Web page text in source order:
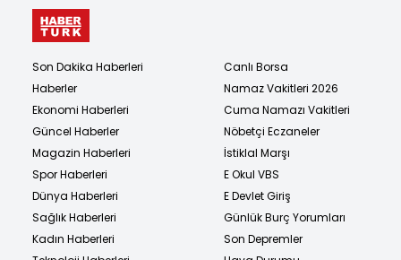
Son Dakika Haberleri
Haberler
Ekonomi Haberleri
Güncel Haberler
Magazin Haberleri
Spor Haberleri
Dünya Haberleri
Sağlık Haberleri
Kadın Haberleri
Canlı Borsa
Namaz Vakitleri 2026
Cuma Namazı Vakitleri
Nöbetçi Eczaneler
İstiklal Marşı
E Okul VBS
E Devlet Giriş
Günlük Burç Yorumları
Son Depremler